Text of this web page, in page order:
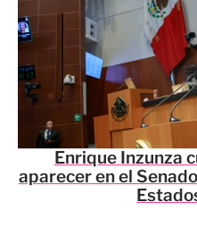
Enrique Inzunza
aparecer en el